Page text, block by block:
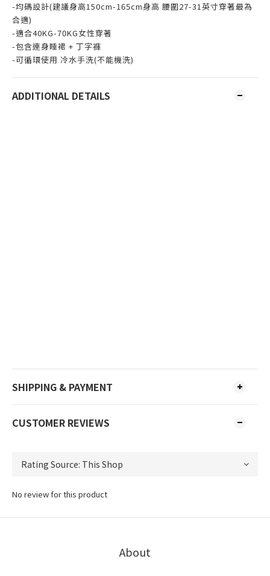
-均碼設計(建議身高150cm-165cm身高 腰圍27-31英寸穿著最為
合適)
-適合40KG-70KG女性穿著
-包含連身睡裙 + 丁字褲
-可循環使用 冷水手洗(不能機洗)
ADDITIONAL DETAILS
SHIPPING & PAYMENT
CUSTOMER REVIEWS
No review for this product
About